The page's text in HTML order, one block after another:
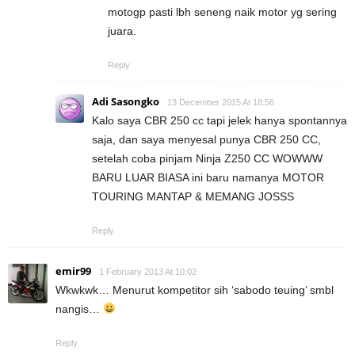
motogp pasti lbh seneng naik motor yg sering
juara.
Reply
Adi Sasongko 13 December 2015 At 18:56
Kalo saya CBR 250 cc tapi jelek hanya spontannya
saja, dan saya menyesal punya CBR 250 CC,
setelah coba pinjam Ninja Z250 CC WOWWW
BARU LUAR BIASA ini baru namanya MOTOR
TOURING MANTAP & MEMANG JOSSS
Reply
emir99 1 February 2013 At 10:02
Wkwkwk… Menurut kompetitor sih ‘sabodo teuing’ smbl
nangis…
Reply